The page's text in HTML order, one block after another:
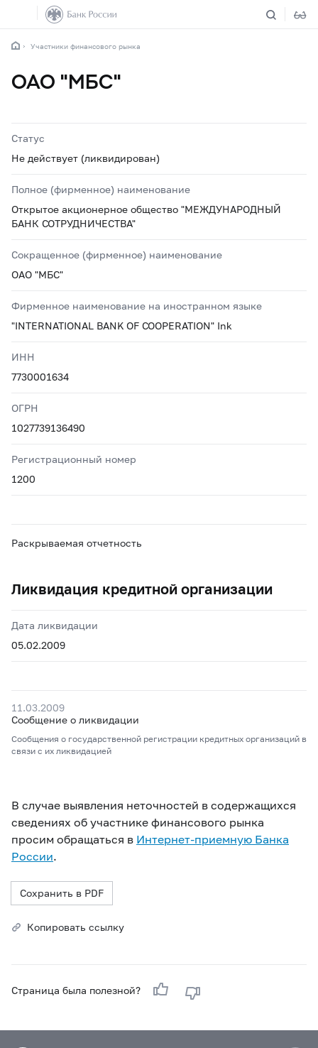
Участники финансового рынка
ОАО "МБС"
Статус
Не действует (ликвидирован)
Полное (фирменное) наименование
Открытое акционерное общество "МЕЖДУНАРОДНЫЙ
БАНК СОТРУДНИЧЕСТВА"
Сокращенное (фирменное) наименование
ОАО "МБС"
Фирменное наименование на иностранном языке
"INTERNATIONAL BANK OF COOPERATION" Ink
ИНН
7730001634
ОГРН
1027739136490
Регистрационный номер
1200
Раскрываемая отчетность
Ликвидация кредитной организации
Дата ликвидации
05.02.2009
11.03.2009
Сообщение о ликвидации
Сообщения о государственной регистрации кредитных организаций в
связи с их ликвидацией
В случае выявления неточностей в содержащихся
сведениях об участнике финансового рынка
просим обращаться в Интернет-приемную Банка
России.
Сохранить в PDF
Копировать ссылку
Страница была полезной?